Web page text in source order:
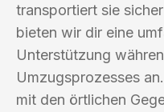
transportiert sie
bieten wir dir eine
Unterstützung
Umzugsprozesses
mit den örtlichen